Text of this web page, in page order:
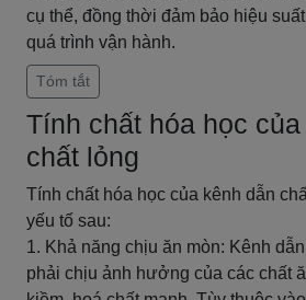
cụ thể, đồng thời đảm bảo hiệu
quá trình vận hành.
Tóm tắt
Tính chất hóa học
chất lỏng
Tính chất hóa học của kênh dẫn
yếu tố sau:
1. Khả năng chịu ăn mòn: Kênh
phải chịu ảnh hưởng của các chất